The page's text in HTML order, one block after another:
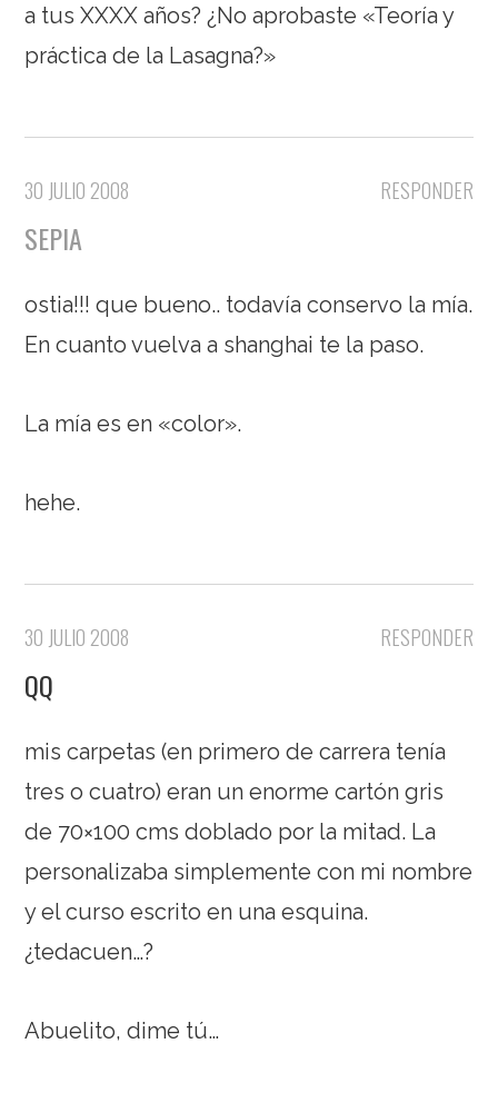
a tus XXXX años? ¿No aprobaste «Teoría y
práctica de la Lasagna?»
RESPONDER
30 JULIO 2008
SEPIA
ostia!!! que bueno.. todavía conservo la mía.
En cuanto vuelva a shanghai te la paso.
La mía es en «color».
hehe.
RESPONDER
30 JULIO 2008
QQ
mis carpetas (en primero de carrera tenía
tres o cuatro) eran un enorme cartón gris
de 70×100 cms doblado por la mitad. La
personalizaba simplemente con mi nombre
y el curso escrito en una esquina.
¿tedacuen…?
Abuelito, dime tú…